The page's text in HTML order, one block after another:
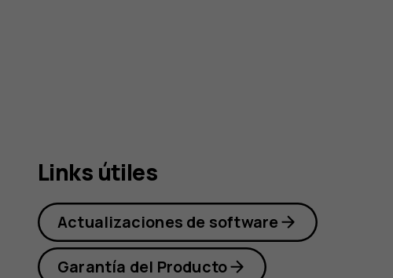
6.2
Links útiles
Actualizaciones de software
Garantía del Producto